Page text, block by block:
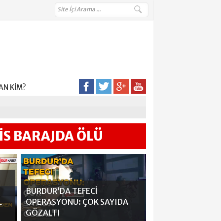
KİM?
BARAJDA ÖLÜ
BURDUR’DA TEFECİ
OPERASYONU: ÇOK SAYIDA
GÖZALTI